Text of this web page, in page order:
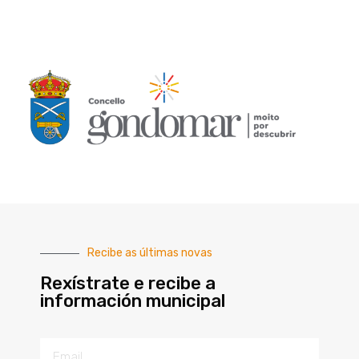
Recibe as últimas novas
Rexístrate e recibe a
información municipal